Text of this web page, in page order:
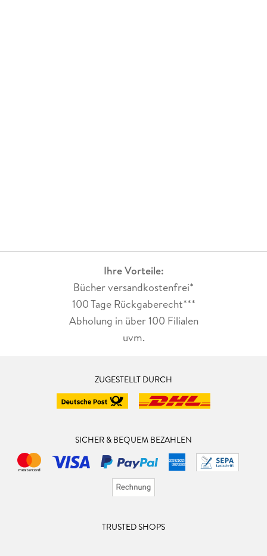
Ihre Vorteile:
Bücher versandkostenfrei*
100 Tage Rückgaberecht***
Abholung in über 100 Filialen
uvm.
ZUGESTELLT DURCH
SICHER & BEQUEM BEZAHLEN
TRUSTED SHOPS